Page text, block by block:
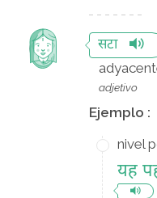
सटा
adjetivo
Ejemplo :
nivel
यह